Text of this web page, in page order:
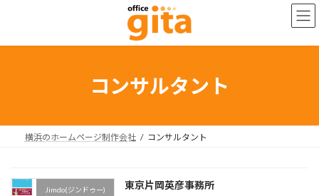
ン
ー
コンサルタント
横浜のホームページ制作会社 コンサルタント
Jimdo(ジンドゥー) 東京片岡英彦事務所